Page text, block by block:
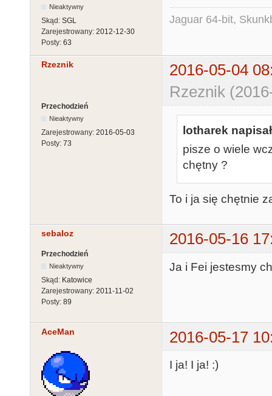
Nieaktywny
Skąd: SGL
Zarejestrowany: 2012-12-30
Posty: 63
Jaguar 64-bit,
Rzeznik
2016-05-04
Rzeznik
Przechodzień
Nieaktywny
Zarejestrowany: 2016-05-03
Posty: 73
lotharek
pisze o wiele
chętny ?
To i ja się chętnie
sebaloz 2016-05-16
Przechodzień
Nieaktywny
Skąd: Katowice
Zarejestrowany: 2011-11-02
Posty: 89
Ja i Fei jestesmy
AceMan 2016-05-17
I ja! I ja! :)